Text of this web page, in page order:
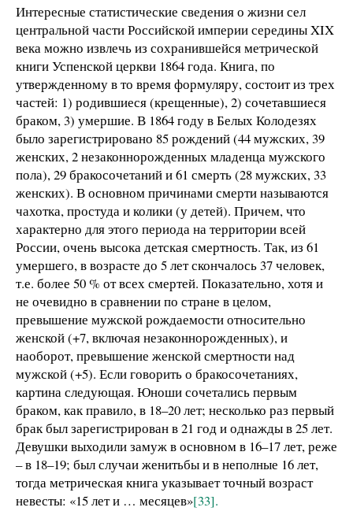
Интересные статистические сведения о жизни сел
центральной части Российской империи середины XIX
века можно извлечь из сохранившейся метрической
книги Успенской церкви 1864 года. Книга, по
утвержденному в то время формуляру, состоит из трех
частей: 1) родившиеся (крещенные), 2) сочетавшиеся
браком, 3) умершие. В 1864 году в Белых Колодезях
было зарегистрировано 85 рождений (44 мужских, 39
женских, 2 незаконнорожденных младенца мужского
пола), 29 бракосочетаний и 61 смерть (28 мужских, 33
женских). В основном причинами смерти называются
чахотка, простуда и колики (у детей). Причем, что
характерно для этого периода на территории всей
России, очень высока детская смертность. Так, из 61
умершего, в возрасте до 5 лет скончалось 37 человек,
т.е. более 50 % от всех смертей. Показательно, хотя и
не очевидно в сравнении по стране в целом,
превышение мужской рождаемости относительно
женской (+7, включая незаконнорожденных), и
наоборот, превышение женской смертности над
мужской (+5). Если говорить о бракосочетаниях,
картина следующая. Юноши сочетались первым
браком, как правило, в 18–20 лет; несколько раз первый
брак был зарегистрирован в 21 год и однажды в 25 лет.
Девушки выходили замуж в основном в 16–17 лет, реже
– в 18–19; был случаи женитьбы и в неполные 16 лет,
тогда метрическая книга указывает точный возраст
невесты: «15 лет и … месяцев»[33].